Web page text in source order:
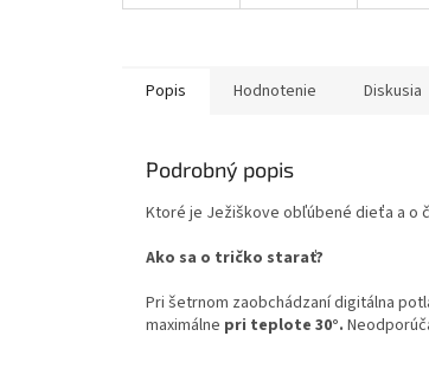
Popis Hodnotenie Diskusia
Podrobný popis
Ktoré je Ježiškove obľúbené dieťa a o
Ako sa o tričko starať?
Pri šetrnom zaobchádzaní digitálna
maximálne pri teplote 30°.